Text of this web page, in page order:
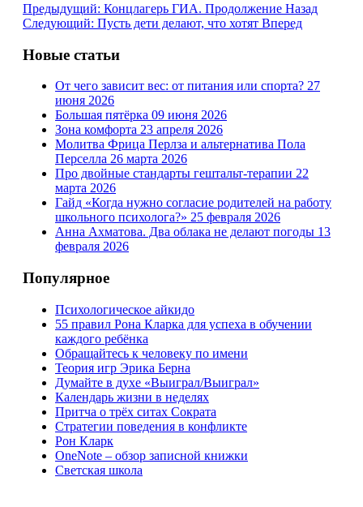
Предыдущий: Концлагерь ГИА. Продолжение Назад
Следующий: Пусть дети делают, что хотят Вперед
Новые статьи
От чего зависит вес: от питания или спорта? 27
июня 2026
Большая пятёрка 09 июня 2026
Зона комфорта 23 апреля 2026
Молитва Фрица Перлза и альтернатива Пола
Перселла 26 марта 2026
Про двойные стандарты гештальт-терапии 22
марта 2026
Гайд «Когда нужно согласие родителей на работу
школьного психолога?» 25 февраля 2026
Анна Ахматова. Два облака не делают погоды 13
февраля 2026
Популярное
Психологическое айкидо
55 правил Рона Кларка для успеха в обучении
каждого ребёнка
Обращайтесь к человеку по имени
Теория игр Эрика Берна
Думайте в духе «Выиграл/Выиграл»
Календарь жизни в неделях
Притча о трёх ситах Сократа
Стратегии поведения в конфликте
Рон Кларк
OneNote – обзор записной книжки
Светская школа